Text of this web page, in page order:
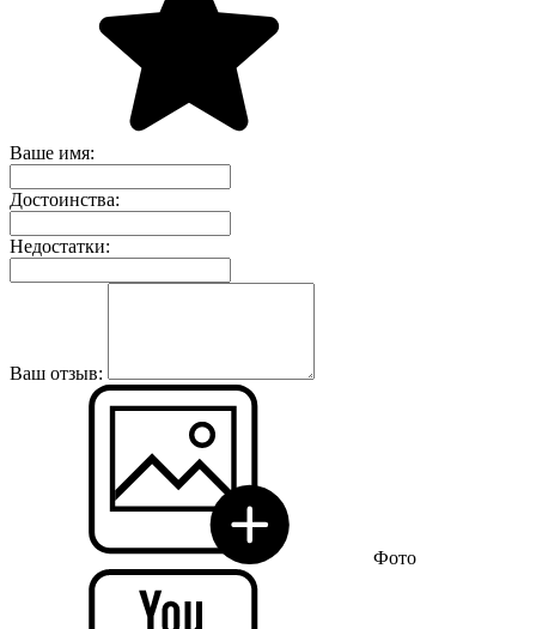
Ваше имя:
Достоинства:
Недостатки:
Ваш отзыв:
Фото